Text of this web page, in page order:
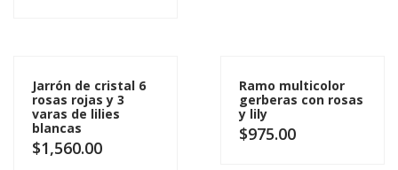
Jarrón de cristal 6
rosas rojas y 3
varas de lilies
blancas
$1,560.00
Ramo multicolor
gerberas con rosas
y lily
$975.00